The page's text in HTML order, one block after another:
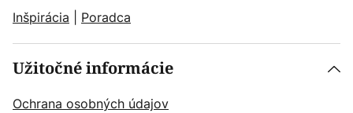
Inšpirácia
Poradca
Užitočné informácie
Ochrana osobných údajov